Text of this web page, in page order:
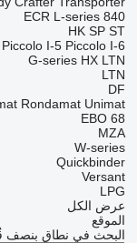
840
ECR L-series
HK SP ST
Piccolo I-5 Piccolo I-6
G-series HX LTN
LTN
DF
Rondamat Unimat
EBO 68
MZA
W-series
Quickbinder
Versant
LPG
عرض الكل
الموقع
البحث في نطاق بنصف